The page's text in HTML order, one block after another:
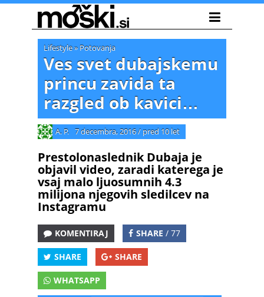
Lifestyle» Potovanja
Ves svet dubajskemu
princu zavida ta
razgled ob kavici…
A. P. 7 decembra, 2016/ pred 10 let
Prestolonaslednik Dubaja je
objavil video, zaradi katerega je
vsaj malo ljuosumnih 4.3
milijona njegovih sledilcev na
Instagramu
KOMENTIRAJ SHARE / 77
SHARE SHARE
WHATSAPP